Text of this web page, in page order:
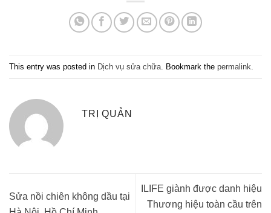
This entry was posted in Dịch vụ sửa chữa . Bookmark the permalink
TRỊ QUẢN
Sửa nồi chiên không dầu tại
ILIFE giành được danh hiệu
Thương hiệu toàn cầu trên